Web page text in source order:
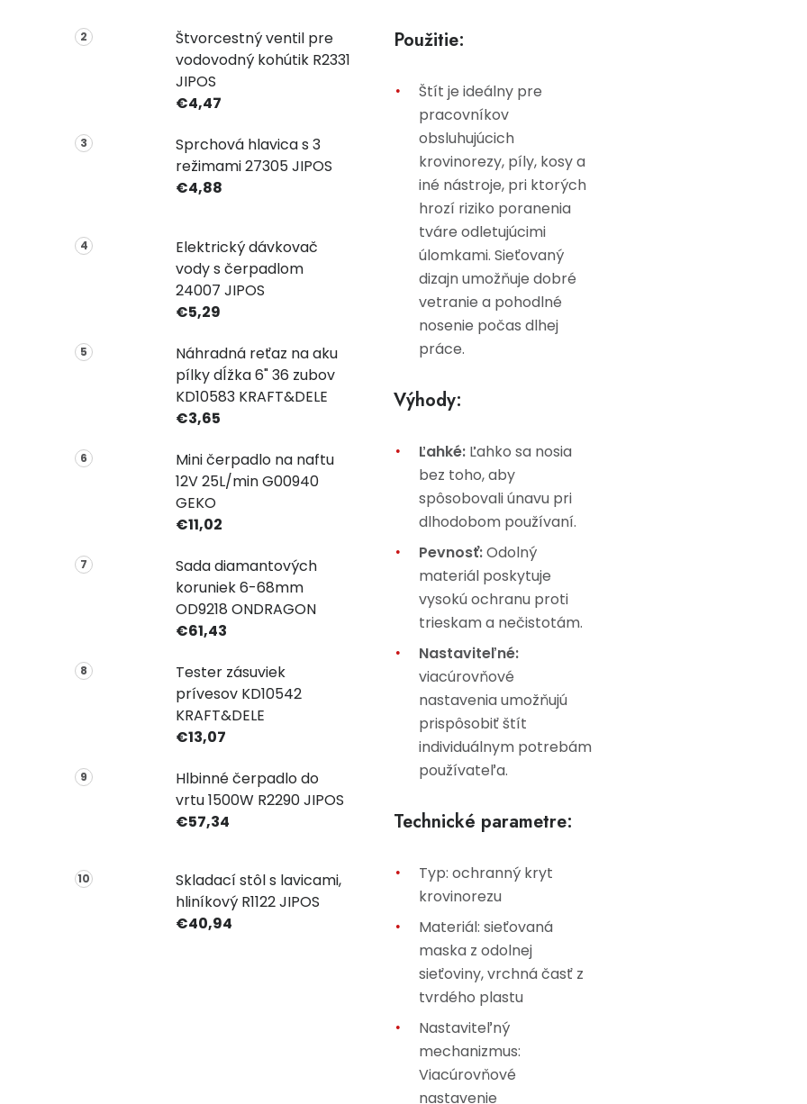
Štvorcestný ventil pre
vodovodný kohútik R2331
JIPOS
€4,47
Sprchová hlavica s 3
režimami 27305 JIPOS
€4,88
Elektrický dávkovač
vody s čerpadlom
24007 JIPOS
€5,29
Náhradná reťaz na aku
pílky dĺžka 6" 36 zubov
KD10583 KRAFT&DELE
€3,65
Mini čerpadlo na naftu
12V 25L/min G00940
GEKO
€11,02
Sada diamantových
koruniek 6-68mm
OD9218 ONDRAGON
€61,43
Tester zásuviek
prívesov KD10542
KRAFT&DELE
€13,07
Hlbinné čerpadlo do
vrtu 1500W R2290 JIPOS
€57,34
Skladací stôl s lavicami,
hliníkový R1122 JIPOS
€40,94
Použitie:
Štít je ideálny pre
pracovníkov
obsluhujúcich
krovinorezy, píly, kosy a
iné nástroje, pri ktorých
hrozí riziko poranenia
tváre odletujúcimi
úlomkami. Sieťovaný
dizajn umožňuje dobré
vetranie a pohodlné
nosenie počas dlhej
práce.
Výhody:
Ľahké: Ľahko sa nosia
bez toho, aby
spôsobovali únavu pri
dlhodobom používaní.
Pevnosť:Odolný
materiál poskytuje
vysokú ochranu proti
trieskam a nečistotám.
Nastaviteľné:
viacúrovňové
nastavenia umožňujú
prispôsobiť štít
individuálnym potrebám
používateľa.
Technické parametre:
Typ: ochranný kryt
krovinorezu
Materiál: sieťovaná
maska z odolnej
sieťoviny, vrchná časť z
tvrdého plastu
Nastaviteľný
mechanizmus:
Viacúrovňové
nastavenie